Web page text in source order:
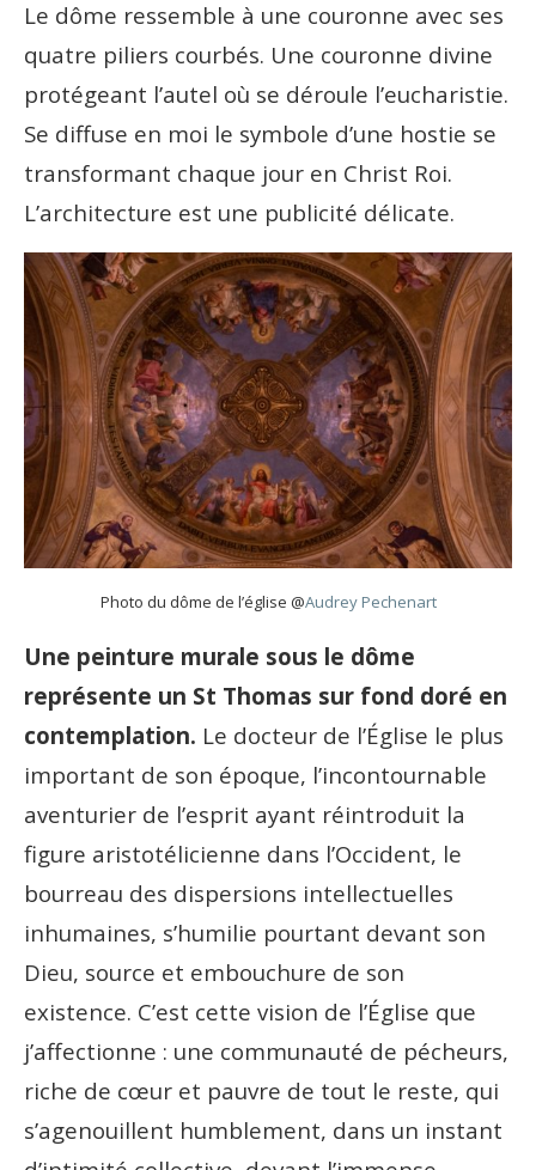
Le dôme ressemble à une couronne avec ses
quatre piliers courbés. Une couronne divine
protégeant l’autel où se déroule l’eucharistie.
Se diffuse en moi le symbole d’une hostie se
transformant chaque jour en Christ Roi.
L’architecture est une publicité délicate.
Photo du dôme de l’église @Audrey Pechenart
Une peinture murale sous le dôme
représente un St Thomas sur fond doré en
contemplation. Le docteur de l’Église le plus
important de son époque, l’incontournable
aventurier de l’esprit ayant réintroduit la
figure aristotélicienne dans l’Occident, le
bourreau des dispersions intellectuelles
inhumaines, s’humilie pourtant devant son
Dieu, source et embouchure de son
existence. C’est cette vision de l’Église que
j’affectionne : une communauté de pécheurs,
riche de cœur et pauvre de tout le reste, qui
s’agenouillent humblement, dans un instant